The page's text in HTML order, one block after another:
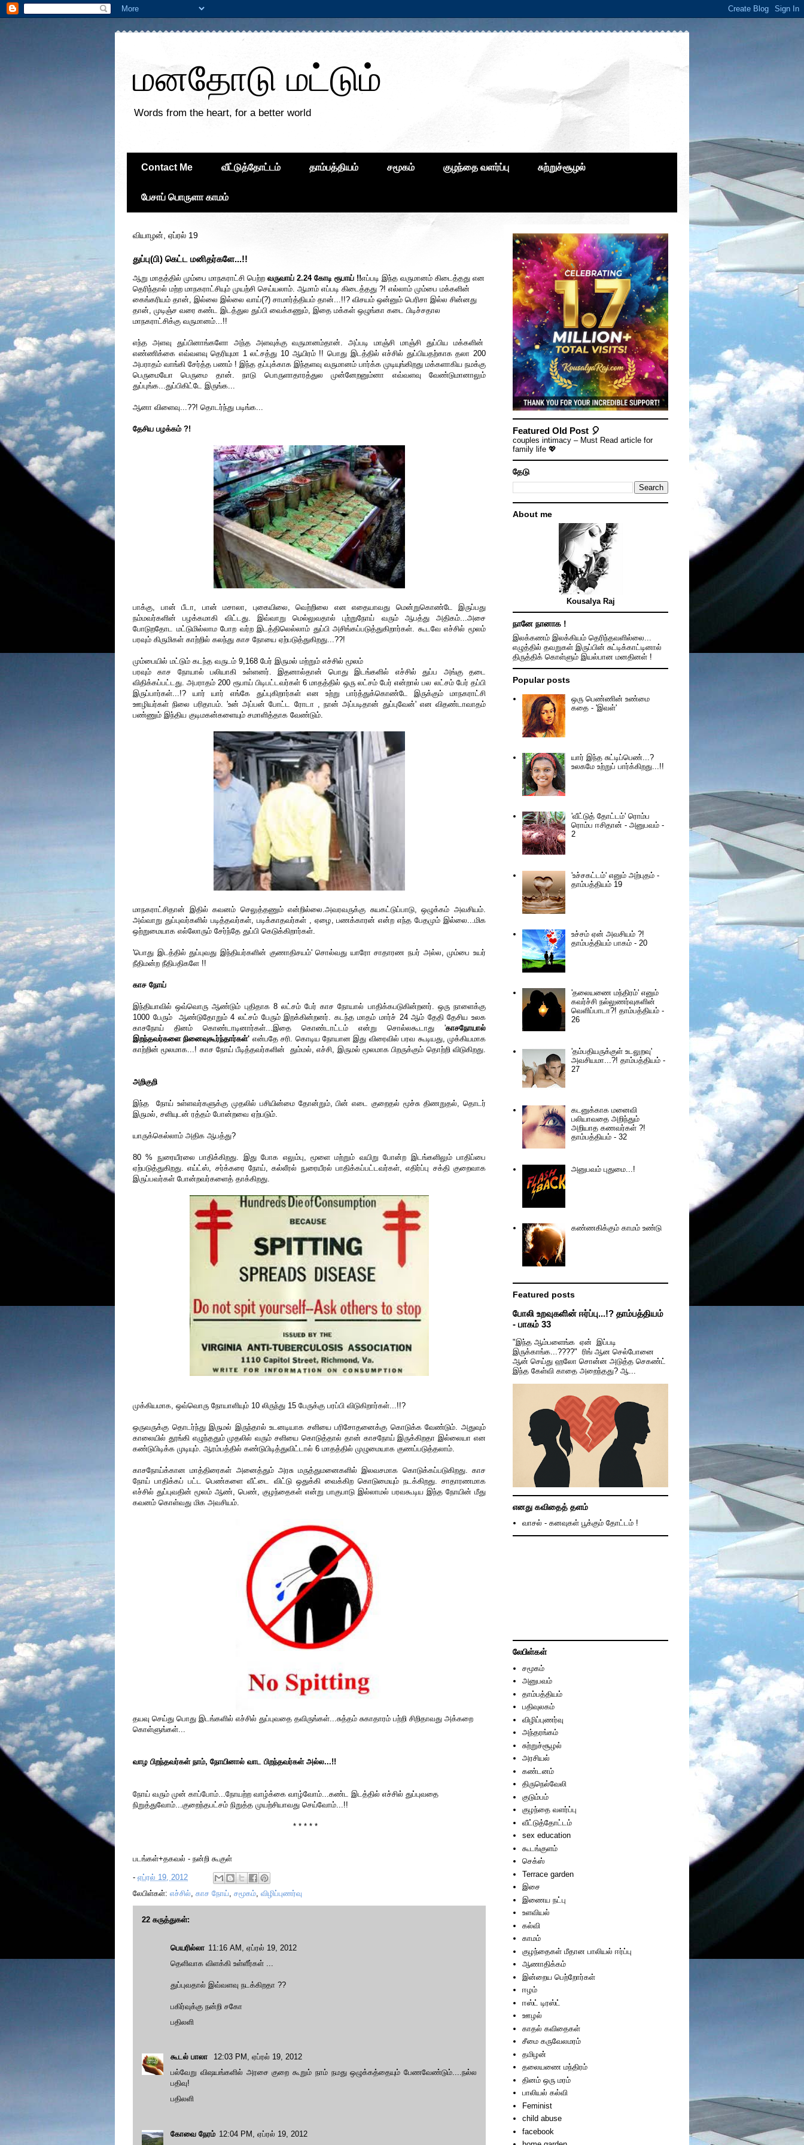
மனதோடு மட்டும்
Words from the heart, for a better world
Contact Me வீட்டுத்தோட்டம் தாம்பத்தியம் சமூகம் குழந்தை வளர்ப்பு சுற்றுச்சூழல்
பேசாப் பொருளா காமம்
வியாழன், ஏப்ரல் 19
துப்பு(பி) கெட்ட மனிதர்களே...!!
ஆறு மாதத்தில் மும்பை மாநகராட்சி பெற்ற வருவாய் 2.24 கோடி ரூபாய் !!எப்படி இந்த வருமானம் கிடைத்தது என
தெரிந்தால் மற்ற மாநகராட்சியும் முயற்சி செய்யலாம். ஆமாம் எப்படி கிடைத்தது ?! எல்லாம் மும்பை மக்களின்
கைங்கரியம் தான், இல்லை இல்லை வாய்(?) சாமார்த்தியம் தான்...!!? விசயம் ஒன்னும் பெரிசா இல்ல சின்னது
தான், முடிஞ்ச வரை கண்ட இடத்துல துப்பி வைக்கணும், இதை மக்கள் ஒழுங்கா கடை பிடிச்சதால
மாநகராட்சிக்கு வருமானம்...!!
எந்த அளவு துப்பினாங்களோ அந்த அளவுக்கு வருமானம்தான். அப்படி மாஞ்சி மாஞ்சி துப்பிய மக்களின்
எண்ணிக்கை எவ்வளவு தெரியுமா 1 லட்சத்து 10 ஆயிரம் !! பொது இடத்தில் எச்சில் துப்பியதற்காக தலா 200
அபராதம் வாங்கி சேர்த்த பணம் ! இந்த தப்புக்காக இந்தளவு வருமானம் பார்க்க முடியுங்கிறது மக்களாகிய நமக்கு
பெருமையோ பெருமை தான். நாடு பொருளாதாரத்துல முன்னேறனும்னா எவ்வளவு வேண்டுமானாலும்
துப்புங்க...துப்பிகிட்டே இருங்க...
ஆனா விளைவு...??! தொடர்ந்து படிங்க...
தேசிய பழக்கம் ?!
பாக்கு, பான் பீடா, பான் மசாலா, புகையிலை, வெற்றிலை என எதையாவது மென்றுகொண்டே இருப்பது
நம்மவர்களின் பழக்கமாகி விட்டது. இவ்வாறு மெல்லுவதால் புற்றுநோய் வரும் ஆபத்து அதிகம்...அசை
போடுறதோட மட்டுமில்லாம போற வர்ற இடத்திலெல்லாம் துப்பி அசிங்கப்படுத்துகிறார்கள். கூடவே எச்சில் மூலம்
பரவும் கிருமிகள் காற்றில் கலந்து காச நோயை ஏற்படுத்துகிறது...??!
மும்பையில் மட்டும் கடந்த வருடம் 9,168 பேர் இருமல் மற்றும் எச்சில் மூலம்
பரவும் காச நோயால் பலியாகி உள்ளனர். இதனால்தான் பொது இடங்களில் எச்சில் துப்ப அங்கு தடை
விதிக்கப்பட்டது. அபராதம் 200 ரூபாய் பிடிபட்டவர்கள் 6 மாதத்தில் ஒரு லட்சம் பேர் என்றால் பல லட்சம் பேர் தப்பி
இருப்பார்கள்...!? யார் யார் எங்கே துப்புகிறார்கள் என உற்று பார்த்துக்கொண்டே இருக்கும் மாநகராட்சி
ஊழியர்கள் நிலை பரிதாபம். 'உன் அப்பன் போட்ட ரோடா , நான் அப்படிதான் துப்புவேன்' என விதண்டாவாதம்
பண்ணும் இந்திய குடிமகன்களையும் சமாளித்தாக வேண்டும்.
மாநகராட்சிதான் இதில் கவனம் செலுத்தணும் என்றில்லை.அவரவருக்கு சுயகட்டுப்பாடு, ஒழுக்கம் அவசியம்.
அவ்வாறு துப்புவர்களில் படித்தவர்கள், படிக்காதவர்கள் , ஏழை, பணக்காரன் என்ற எந்த பேதமும் இல்லை...மிக
ஒற்றுமையாக எல்லோரும் சேர்ந்தே துப்பி கெடுக்கிறார்கள்.
'பொது இடத்தில் துப்புவது இந்தியர்களின் குணாதிசயம்' சொல்வது யாரோ சாதாரண நபர் அல்ல, மும்பை உயர்
நீதிமன்ற நீதிபதிகளே !!
காச நோய்
இந்தியாவில் ஒவ்வொரு ஆண்டும் புதிதாக 8 லட்சம் பேர் காச நோயால் பாதிக்கபடுகின்றனர். ஒரு நாளைக்கு
1000 பேரும் ஆண்டுதோறும் 4 லட்சம் பேரும் இறக்கின்றனர். கடந்த மாதம் மார்ச் 24 ஆம் தேதி தேசிய உலக
காசநோய் தினம் கொண்டாடினார்கள்...இதை கொண்டாட்டம் என்று சொல்லகூடாது 'காசநோயால்
இறந்தவர்களை நினைவுகூர்ந்தார்கள்' என்பதே சரி. கொடிய நோயான இது விரைவில் பரவ கூடியது, முக்கியமாக
காற்றின் மூலமாக...! காச நோய் பீடித்தவர்களின் தும்மல், எச்சி, இருமல் மூலமாக பிறருக்கும் தொற்றி விடுகிறது.
அறிகுறி
இந்த நோய் உள்ளவர்களுக்கு முதலில் பசியின்மை தோன்றும், பின் எடை குறைதல் மூச்சு திணறுதல், தொடர்
இருமல், சளியுடன் ரத்தம் போன்றவை ஏற்படும்.
யாருக்கெல்லாம் அதிக ஆபத்து?
80 % நுரையீரலை பாதிக்கிறது. இது போக எலும்பு, மூளை மற்றும் வயிறு போன்ற இடங்களிலும் பாதிப்பை
ஏற்படுத்துகிறது. எய்ட்ஸ், சர்க்கரை நோய், கல்லீரல் நுரையீரல் பாதிக்கப்பட்டவர்கள், எதிர்ப்பு சக்தி குறைவாக
இருப்பவர்கள் போன்றவர்களைத் தாக்கிறது.
முக்கியமாக, ஒவ்வொரு நோயாளியும் 10 லிருந்து 15 பேருக்கு பரப்பி விடுகிறார்கள்...!!?
ஒருவருக்கு தொடர்ந்து இருமல் இருந்தால் உடனடியாக சளியை பரிசோதனைக்கு கொடுக்க வேண்டும். அதுவும்
காலையில் தூங்கி எழுந்ததும் முதலில் வரும் சளியை கொடுத்தால் தான் காசநோய் இருக்கிறதா இல்லையா என
கண்டுபிடிக்க முடியும். ஆரம்பத்தில் கண்டுபிடித்துவிட்டால் 6 மாதத்தில் முழுமையாக குணப்படுத்தலாம்.
காசநோய்க்கான மாத்திரைகள் அனைத்தும் அரசு மருத்துமனைகளில் இலவசமாக கொடுக்கப்படுகிறது. காச
நோய் பாதிக்கப் பட்ட பெண்களை வீட்டை விட்டு ஒதுக்கி வைக்கிற கொடுமையும் நடக்கிறது. சாதாரணமாக
எச்சில் துப்புவதின் மூலம் ஆண், பெண், குழந்தைகள் என்று பாகுபாடு இல்லாமல் பரவகூடிய இந்த நோயின் மீது
கவனம் கொள்வது மிக அவசியம்.
தயவு செய்து பொது இடங்களில் எச்சில் துப்புவதை தவிருங்கள்...சுத்தம் சுகாதாரம் பற்றி சிறிதாவது அக்கறை
கொள்ளுங்கள்...
வாழ பிறந்தவர்கள் நாம், நோயினால் வாட பிறந்தவர்கள் அல்ல...!!
நோய் வரும் முன் காப்போம்...நோயற்ற வாழ்க்கை வாழ்வோம்...கண்ட இடத்தில் எச்சில் துப்புவதை
நிறுத்துவோம்...குறைந்தபட்சம் நிறுத்த முயற்சியாவது செய்வோம்...!!
* * * * *
படங்கள்+தகவல் - நன்றி கூகுள்
- ஏப்ரல் 19, 2012
லேபிள்கள்: எச்சில், காச நோய், சமூகம், விழிப்புணர்வு
22 கருத்துகள்:
பெயரில்லா 11:16 AM, ஏப்ரல் 19, 2012
தெளிவாக விளக்கி உள்ளீர்கள் ...
துப்புவதால் இவ்வளவு நடக்கிறதா ??
பகிர்வுக்கு நன்றி சகோ
பதிலளி
கூடல் பாலா
12:03 PM, ஏப்ரல் 19, 2012
பல்வேறு விஷயங்களில் அரசை குறை கூறும் நாம் நமது ஒழுக்கத்தையும் பேணவேண்டும்....நல்ல
பதிவு!
பதிலளி
கோவை நேரம் 12:04 PM, ஏப்ரல் 19, 2012
Featured Old Post 🎈
couples intimacy – Must Read article for
family life 💖
தேடு
About me
Kousalya Raj
நானே நானாக !
இலக்கணம் இலக்கியம் தெரிந்தவளில்லை...
எழுத்தில் தவறுகள் இருப்பின் சுட்டிக்காட்டினால்
திருத்திக் கொள்ளும் இயல்பான மனதினள் !
Popular posts
ஒரு பெண்ணின் உண்மை
கதை - 'இவள்'
யார் இந்த சுட்டிப்பெண்...?
உலகமே உற்றுப் பார்க்கிறது...!!
'வீட்டுத் தோட்டம்' ரொம்ப
ரொம்ப ஈசிதான் - அனுபவம் -
2
'உச்சகட்டம்' எனும் அற்புதம் -
தாம்பத்தியம் 19
உச்சம் ஏன் அவசியம் ?!
தாம்பத்தியம் பாகம் - 20
'தலையணை மந்திரம்' எனும்
கவர்ச்சி நல்லுணர்வுகளின்
வெளிப்பாடா?! தாம்பத்தியம் -
26
'தம்பதியருக்குள் உடலுறவு'
அவசியமா...?! தாம்பத்தியம் -
27
கடனுக்காக மனைவி
பலியாவதை அறிந்தும்
அறியாத கணவர்கள் ?!
தாம்பத்தியம் - 32
அனுபவம் புதுமை...!
கண்ணகிக்கும் காமம் உண்டு
Featured posts
போலி உறவுகளின் ஈர்ப்பு...!? தாம்பத்தியம்
- பாகம் 33
"இந்த ஆம்பளைங்க ஏன் இப்படி
இருக்காங்க...????" ரிங் ஆன செல்போனை
ஆன் செய்து ஹலோ சொன்ன அடுத்த செகண்ட்
இந்த கேள்வி காதை அறைந்தது? ஆ...
எனது கவிதைத் தளம்
வாசல் - கனவுகள் பூக்கும் தோட்டம் !
லேபிள்கள்
சமூகம்
அனுபவம்
தாம்பத்தியம்
பதிவுலகம்
விழிப்புணர்வு
அந்தரங்கம்
சுற்றுச்சூழல்
அரசியல்
கண்டனம்
திருநெல்வேலி
குடும்பம்
குழந்தை வளர்ப்பு
வீட்டுத்தோட்டம்
sex education
கூடங்குளம்
செக்ஸ்
Terrace garden
இசை
இணைய நட்பு
உளவியல்
கல்வி
காமம்
குழந்தைகள் மீதான பாலியல் ஈர்ப்பு
ஆணாதிக்கம்
இன்றைய பெற்றோர்கள்
ஈழம்
ஈஸ்ட் டிரஸ்ட்
ஊழல்
காதல் கவிதைகள்
சீமை கருவேலமரம்
தமிழன்
தலையணை மந்திரம்
தினம் ஒரு மரம்
பாலியல் கல்வி
Feminist
child abuse
facebook